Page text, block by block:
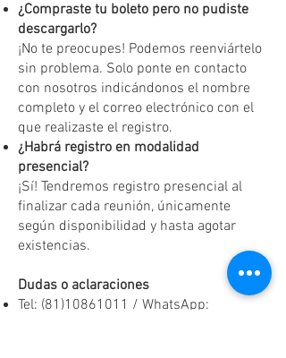
¿Compraste tu boleto pero no pudiste
descargarlo?
¡No te preocupes! Podemos reenviártelo
sin problema. Solo ponte en contacto
con nosotros indicándonos el nombre
completo y el correo electrónico con el
que realizaste el registro.
¿Habrá registro en modalidad
presencial?
¡Sí! Tendremos registro presencial al
finalizar cada reunión, únicamente
según disponibilidad y hasta agotar
existencias.
Dudas o aclaraciones
Tel: (81)10861011 / WhatsApp: